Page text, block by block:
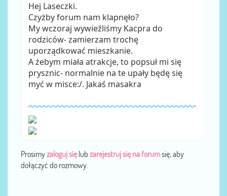
Hej Laseczki.
Czyżby forum nam klapnęło?
My wczoraj wywieźliśmy Kacpra do
rodziców- zamierzam trochę
uporządkować mieszkanie.
A żebym miała atrakcje, to popsuł mi się
prysznic- normalnie na te upały będę się
myć w misce:/. Jakaś masakra
Prosimyzaloguj sięlub zarejestruj się na forumsię, aby
dołączyć do rozmowy.